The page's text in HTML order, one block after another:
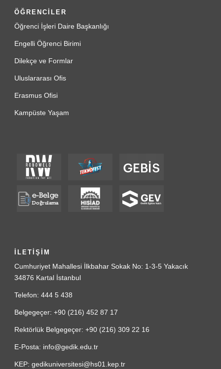
ÖĞRENCİLER
Öğrenci İşleri Daire Başkanlığı
Engelli Öğrenci Birimi
Dilekçe ve Formlar
Uluslararası Ofis
Erasmus Ofisi
Kampüste Yaşam
İLETİŞİM
Cumhuriyet Mahallesi İlkbahar Sokak No: 1-3-5 Yakacık
34876 Kartal İstanbul
Telefon: 444 5 438
Belgegeçer: +90 (216) 452 87 17
Rektörlük Belgegeçer: +90 (216) 309 22 16
E-Posta: info@gedik.edu.tr
KEP: gedikuniversitesi@hs01.kep.tr